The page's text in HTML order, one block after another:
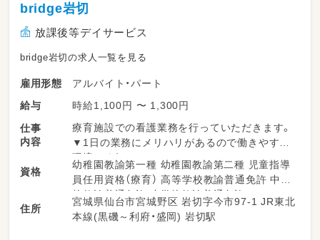
bridge岩切
放課後等デイサービス
bridge岩切の求人一覧を見る
雇用形態
アルバイト・パート
給与
時給1,100円 〜 1,300円
仕事
内容
療育施設での看護業務を行っていただきます。
▼1日の業務にメリハリがあるので働きやすい
環境です！
＜一日の流れ＞
◎平日の放課後利用
14：00～申し送り・受入準備
資格
幼稚園教諭第一種 幼稚園教諭第二種 児童指導
員任用資格（療育） 高等学校教諭普通免許 中学
校教諭普通免許 小学校教諭普通免許
住所
宮城県仙台市宮城野区 岩切字今市97-1 JR東北
本線(黒磯～利府・盛岡) 岩切駅